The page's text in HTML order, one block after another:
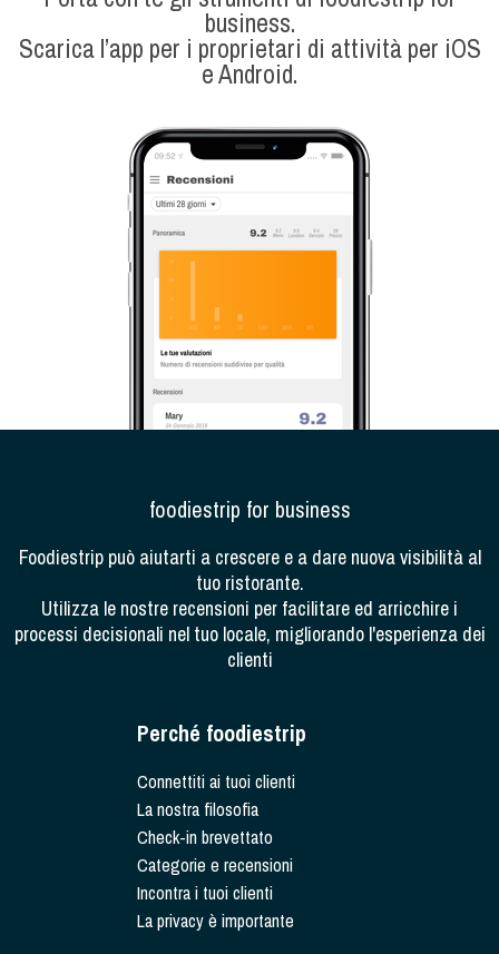
business.
Scarica l’app per i proprietari di attività per iOS
e Android.
foodiestrip for business
Foodiestrip può aiutarti a crescere e a dare nuova visibilità al
tuo ristorante.
Utilizza le nostre recensioni per facilitare ed arricchire i
processi decisionali nel tuo locale, migliorando l'esperienza dei
clienti
Perché foodiestrip
Connettiti ai tuoi clienti
La nostra filosofia
Check-in brevettato
Categorie e recensioni
Incontra i tuoi clienti
La privacy è importante